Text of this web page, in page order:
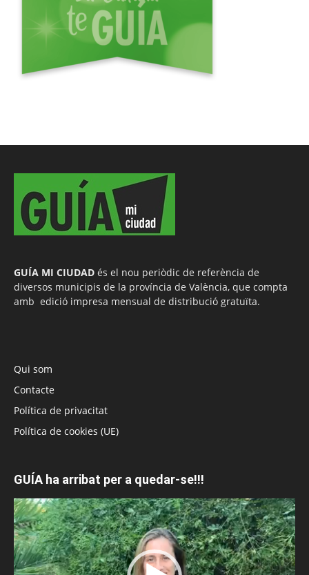
GUÍA MI CIUDAD és el nou periòdic de referència de
diversos municipis de la província de València, que compta
amb edició impresa mensual de distribució gratuïta.
Qui som
Contacte
Política de privacitat
Política de cookies (UE)
GUÍA ha arribat per a quedar-se!!!
Reproductor
de
vídeo